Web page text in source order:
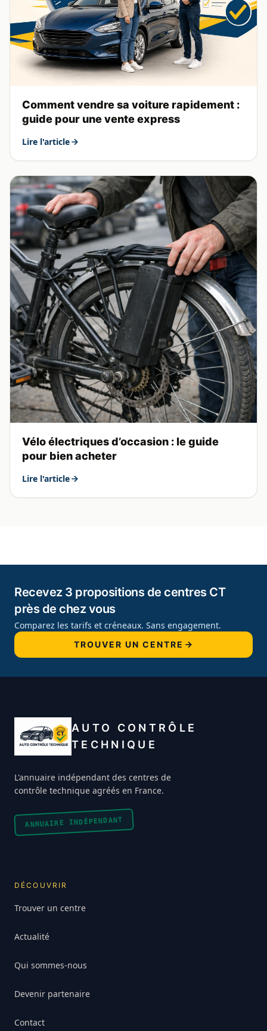
Comment vendre sa voiture rapidement :
guide pour une vente express
Lire l'article
Vélo électriques d’occasion : le guide
pour bien acheter
Lire l'article
Recevez 3 propositions de centres CT
près de chez vous
Comparez les tarifs et créneaux. Sans engagement.
TROUVER UN CENTRE
AUTO CONTRÔLE
TECHNIQUE
L'annuaire indépendant des centres de
contrôle technique agréés en France.
ANNUAIRE INDÉPENDANT
DÉCOUVRIR
Trouver un centre
Actualité
Qui sommes-nous
Devenir partenaire
Contact